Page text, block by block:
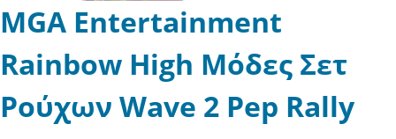
MGA Entertainment
Rainbow High Μόδες Σετ
Ρούχων Wave 2 Pep Rally